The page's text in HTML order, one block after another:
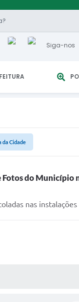
Siga-nos
da Cidade
Fotos do Município
nas